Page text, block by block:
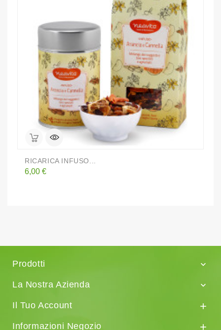
RICARICA INFUSO...
Prezzo
6,00 €
Prodotti

La Nostra Azienda

Il Tuo Account

Informazioni Negozio
